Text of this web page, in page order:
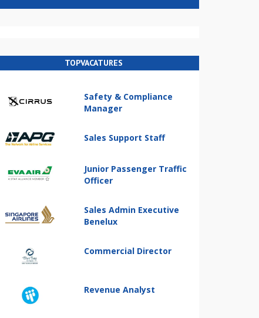
TOPVACATURES
Safety & Compliance
Manager
Sales Support Staff
Junior Passenger Traffic
Officer
Sales Admin Executive
Benelux
Commercial Director
Revenue Analyst